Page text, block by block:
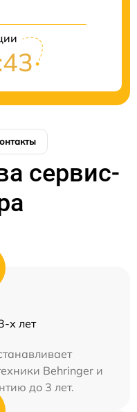
сервис-
х лет
Behringer и
до 3 лет.